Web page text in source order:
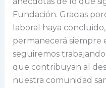
Fundación. Gracias
laboral haya
permanecerá siempre
seguiremos
que contribuyan al
nuestra comunidad